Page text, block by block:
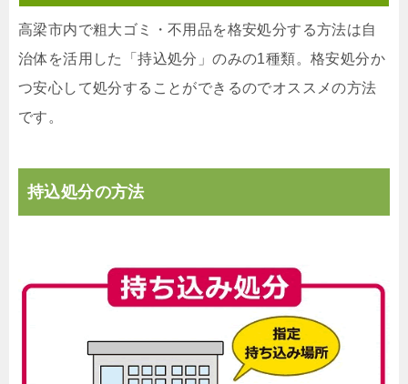
高梁市内で粗大ゴミ・不用品を格安処分する方法は自
治体を活用した「持込処分」のみの1種類。格安処分か
つ安心して処分することができるのでオススメの方法
です。
持込処分の方法